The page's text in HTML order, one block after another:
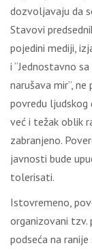
dozvoljavaju da
Stavovi
pojedini mediji,
i “Jednostavno
narušava mir”,
povredu
već i težak oblik
zabranjeno.
javnosti bude
tolerisati.
Istovremeno,
organizovani tzv.
podseća na